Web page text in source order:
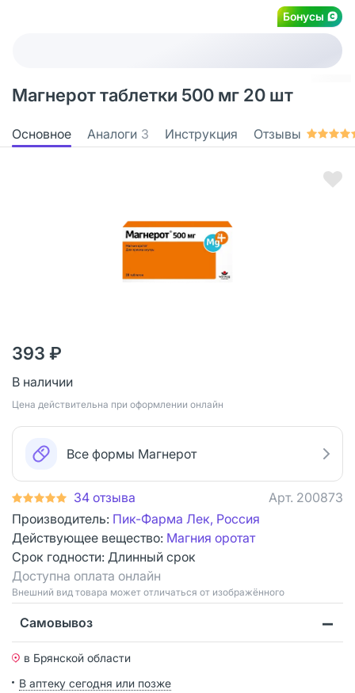
Бонусы
Магнерот таблетки 500 мг 20 шт
Основное Аналоги 3 Инструкция Отзывы
393 ₽
В наличии
Цена действительна при оформлении онлайн
Все формы Магнерот
34 отзыва Арт. 200873
Производитель: Пик-Фарма Лек, Россия
Действующее вещество: Магния оротат
Срок годности: Длинный срок
Доступна оплата онлайн
Bнешний вид товара может отличаться от изображённого
Самовывоз
в Брянской области
В аптеку сегодня или позже